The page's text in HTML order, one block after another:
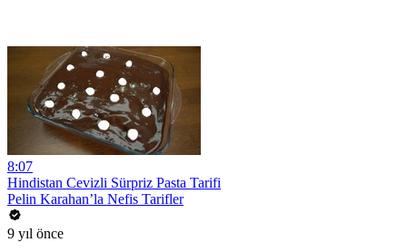
8:07
Hindistan Cevizli Sürpriz Pasta Tarifi
Pelin Karahan’la Nefis Tarifler
9 yıl önce